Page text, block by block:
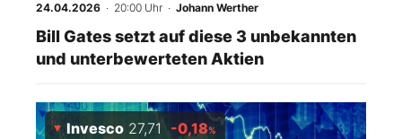
24.04.2026 · 20:00 Uhr · Johann Werther
Bill Gates setzt auf diese 3 unbekannten
und unterbewerteten Aktien
Invesco 27,71 -0,18%